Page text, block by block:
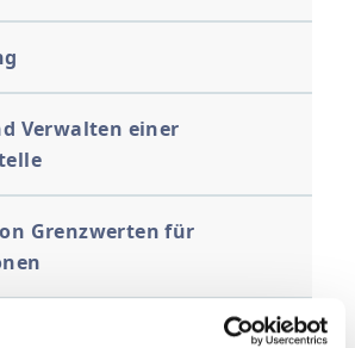
Verwalten einer
Grenzwerten für
Rücktauschen